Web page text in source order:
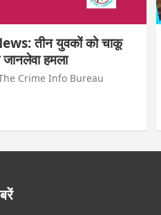
तीन युवकों को चाकू
हमला
Crime Info Bureau